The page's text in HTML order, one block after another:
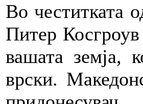
Во честитката
Питер
вашата земја,
врски.